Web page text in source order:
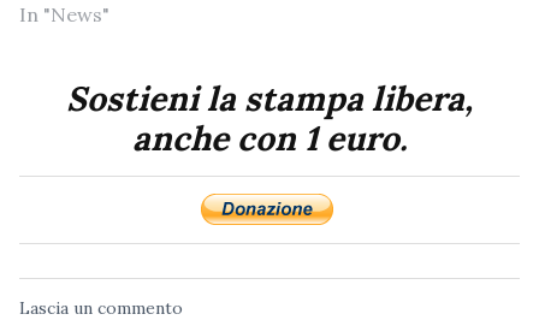
In "News"
Sostieni la stampa libera,
anche con 1 euro.
Lascia un commento